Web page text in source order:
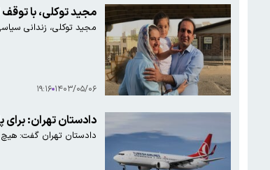
مجید توکلی، با توقف
مجید توکلی، زندانی
۱۴۰۳/۰۵/۰۶ ۱۹:۱۶
دادستان تهران:
دادستان تهران گفت: